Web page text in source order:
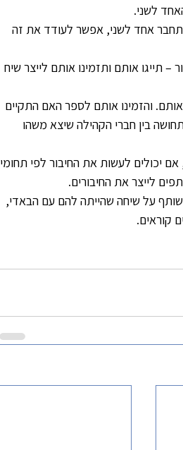
לשני.
אחד לשני, אפשר לעודד את זה
– תייגו אותם ותזמינו אותם לייצר שיח
והזמינו אותם לספר האם התקיים
בין חברי הקהילה שיצא משהו
יכולים לעשות את החיבור לפי תחומי
לייצר את החיבורים.
על שיחה שהייתה להם עם הבאדי,
קוראים.